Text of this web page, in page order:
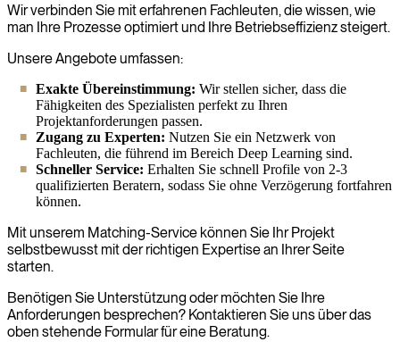
Wir verbinden Sie mit erfahrenen Fachleuten, die wissen, wie
man Ihre Prozesse optimiert und Ihre Betriebseffizienz steigert.
Unsere Angebote umfassen:
Exakte Übereinstimmung: Wir stellen sicher, dass die
Fähigkeiten des Spezialisten perfekt zu Ihren
Projektanforderungen passen.
Zugang zu Experten: Nutzen Sie ein Netzwerk von
Fachleuten, die führend im Bereich Deep Learning sind.
Schneller Service: Erhalten Sie schnell Profile von 2-3
qualifizierten Beratern, sodass Sie ohne Verzögerung fortfahren
können.
Mit unserem Matching-Service können Sie Ihr Projekt
selbstbewusst mit der richtigen Expertise an Ihrer Seite
starten.
Benötigen Sie Unterstützung oder möchten Sie Ihre
Anforderungen besprechen? Kontaktieren Sie uns über das
oben stehende Formular für eine Beratung.